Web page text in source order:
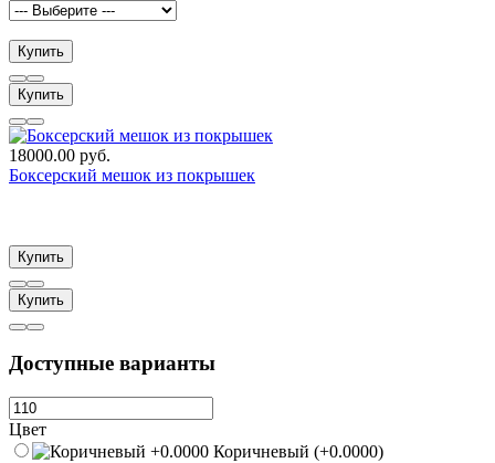
Купить
Купить
18000.00 руб.
Боксерский мешок из покрышек
Купить
Купить
Доступные варианты
Цвет
Коричневый (+0.0000)